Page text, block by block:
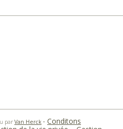
par Van Herck • Conditons